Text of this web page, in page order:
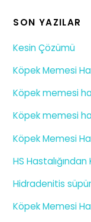
SON YAZILAR
Kesin Çözümü
Köpek Memesi
Köpek memesi
Köpek memesi
Köpek Memesi
HS
Hidradenitis
Köpek Memesi